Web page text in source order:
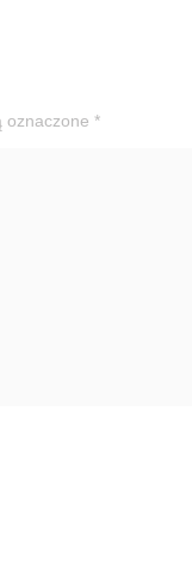
oznaczone *